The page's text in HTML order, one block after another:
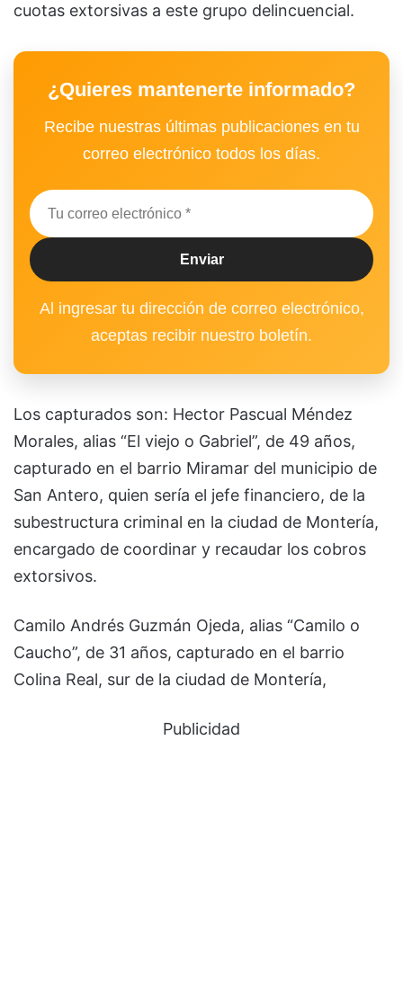
cuotas extorsivas a este grupo delincuencial.
¿Quieres mantenerte informado?
Recibe nuestras últimas publicaciones en tu
correo electrónico todos los días.
Al ingresar tu dirección de correo electrónico,
aceptas recibir nuestro boletín.
Los capturados son: Hector Pascual Méndez
Morales, alias “El viejo o Gabriel”, de 49 años,
capturado en el barrio Miramar del municipio de
San Antero, quien sería el jefe financiero, de la
subestructura criminal en la ciudad de Montería,
encargado de coordinar y recaudar los cobros
extorsivos.
Camilo Andrés Guzmán Ojeda, alias “Camilo o
Caucho”, de 31 años, capturado en el barrio
Colina Real, sur de la ciudad de Montería,
Publicidad